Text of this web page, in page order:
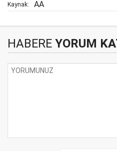
Kaynak: AA
HABERE YORUM